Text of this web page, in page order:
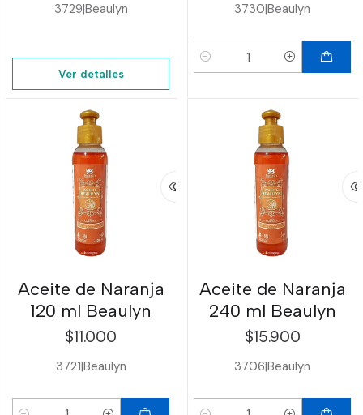
3729|Beaulyn
Ver detalles
3730|Beaulyn
Cantidad
Aceite de Naranja
120 ml Beaulyn
$11.000
3721|Beaulyn
Aceite de Naranja
240 ml Beaulyn
$15.900
3706|Beaulyn